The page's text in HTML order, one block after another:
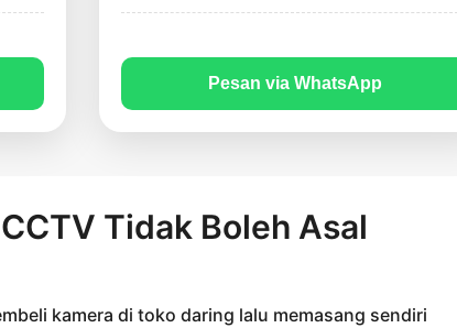
Pesan via WhatsApp
Tidak Boleh Asal
kamera di toko daring lalu memasang sendiri